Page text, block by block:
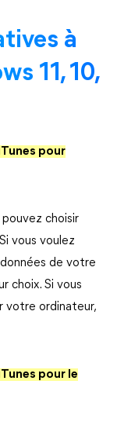
à
11, 10,
pour
choisir
vous voulez
de votre
choix. Si vous
votre ordinateur,
pour le